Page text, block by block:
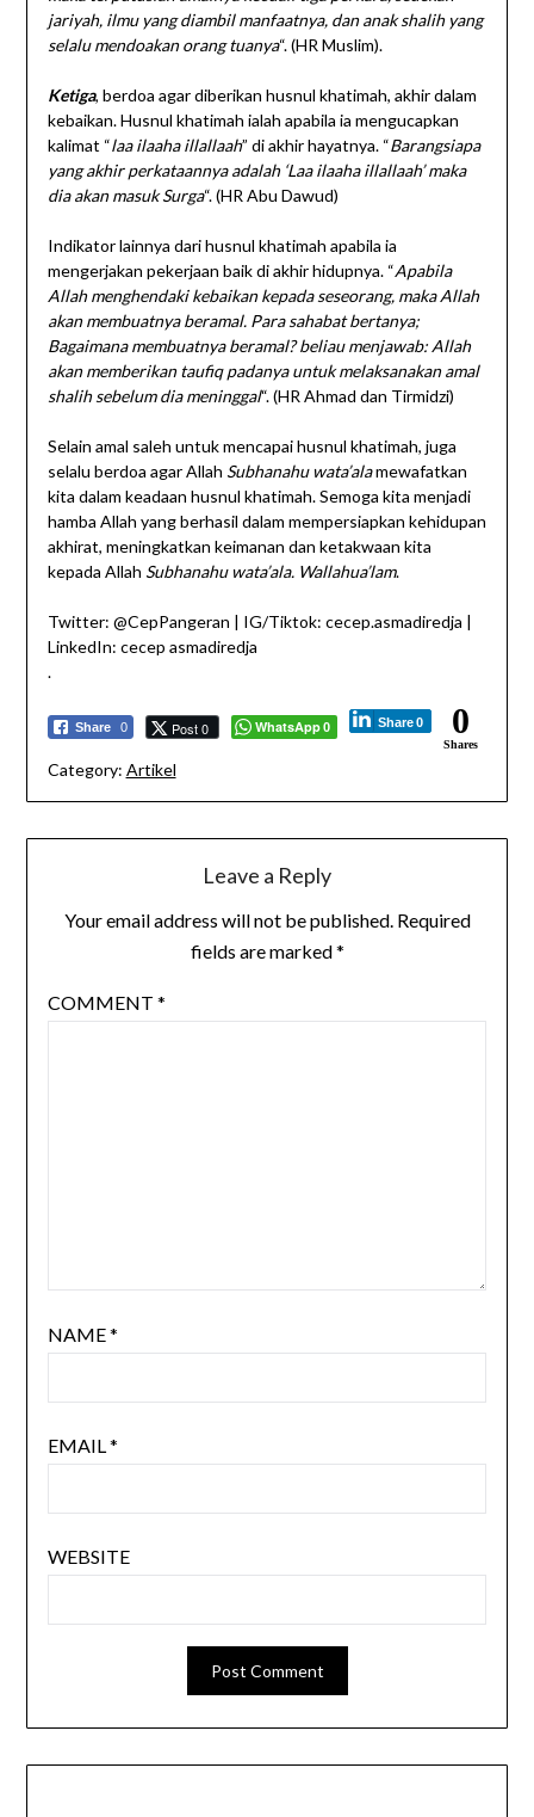
jariyah, ilmu yang diambil manfaatnya, dan anak shalih yang
selalu mendoakan orang tuanya“. (HR Muslim).
Ketiga, berdoa agar diberikan husnul khatimah, akhir dalam
kebaikan. Husnul khatimah ialah apabila ia mengucapkan
kalimat “laa ilaaha illallaah” di akhir hayatnya. “Barangsiapa
yang akhir perkataannya adalah ‘Laa ilaaha illallaah’ maka
dia akan masuk Surga“. (HR Abu Dawud)
Indikator lainnya dari husnul khatimah apabila ia
mengerjakan pekerjaan baik di akhir hidupnya. “Apabila
Allah menghendaki kebaikan kepada seseorang, maka Allah
akan membuatnya beramal. Para sahabat bertanya;
Bagaimana membuatnya beramal? beliau menjawab: Allah
akan memberikan taufiq padanya untuk melaksanakan amal
shalih sebelum dia meninggal“. (HR Ahmad dan Tirmidzi)
Selain amal saleh untuk mencapai husnul khatimah, juga
selalu berdoa agar Allah Subhanahu wata’alamewafatkan
kita dalam keadaan husnul khatimah. Semoga kita menjadi
hamba Allah yang berhasil dalam mempersiapkan kehidupan
akhirat, meningkatkan keimanan dan ketakwaan kita
kepada Allah Subhanahu wata’ala. Wallahua’lam.
Twitter: @CepPangeran | IG/Tiktok: cecep.asmadiredja |
LinkedIn: cecep asmadiredja
.
Share 0 Post 0 WhatsApp 0 Share 0 0
Shares
Category: Artikel
Leave a Reply
Your email address will not be published. Required
fields are marked*
COMMENT *
NAME*
EMAIL*
WEBSITE